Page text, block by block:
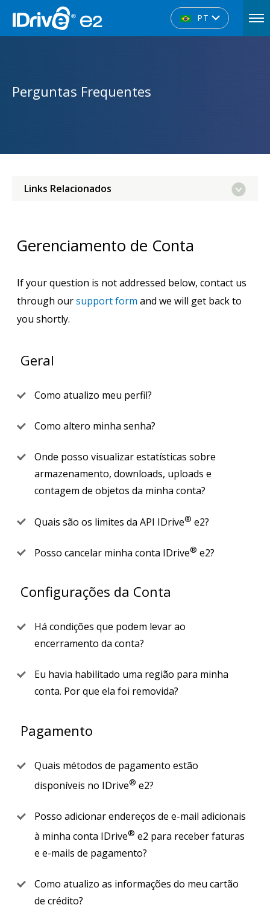
PT
Perguntas Frequentes
Links Relacionados
Gerenciamento de Conta
If your question is not addressed below, contact us
through oursupport form and we will get back to
you shortly.
Geral
Como atualizo meu perfil?
Como altero minha senha?
Onde posso visualizar estatísticas sobre
armazenamento, downloads, uploads e
contagem de objetos da minha conta?
Quais são os limites da API IDrive® e2?
Posso cancelar minha conta IDrive® e2?
Configurações da Conta
Há condições que podem levar ao
encerramento da conta?
Eu havia habilitado uma região para minha
conta. Por que ela foi removida?
Pagamento
Quais métodos de pagamento estão
disponíveis no IDrive® e2?
Posso adicionar endereços de e-mail adicionais
à minha conta IDrive® e2 para receber faturas
e e-mails de pagamento?
Como atualizo as informações do meu cartão
de crédito?